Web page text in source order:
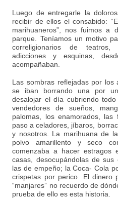
Luego de entregarle la
recibir de ellos el consabido:
marihuaneros”, nos fuimos a
parque. Teníamos un motivo
correligionarios de teatros,
adicciones y esquinas,
acompañaban.
Las sombras reflejadas por
se iban borrando una por
desalojar el día cubriendo
vendedores de sueños,
palomas, los enamorados, las
paso a celadores, jíbaros,
y nosotros. La marihuana de
polvo amarillento y seco
comenzaba a hacer estragos
casas, desocupándolas de
las de empeño; la Coca- Cola
crispetas por perico. El dinero
“manjares” no recuerdo de
prueba de ello es esta historia.